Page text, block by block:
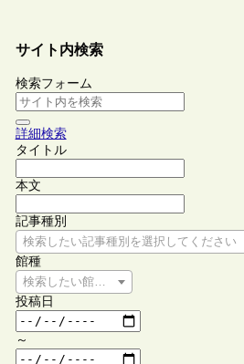
サイト内検索
検索フォーム
詳細検索
タイトル
本文
記事種別
検索したい記事種別を選択してください
館種
検索したい館種を選択してください
投稿日
～